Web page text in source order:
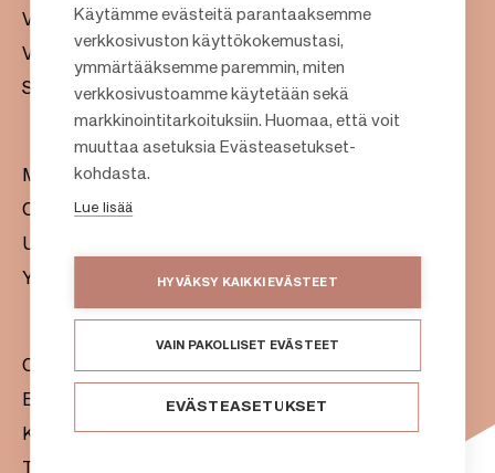
o
t
Vuokraus
Vastuullisuus
Sijoittajat
Meistä
Citylife
Uutishuone
Yhteystiedot
Citycon Oyj
Evästeet
Käyttöehdot
Käytämme evästeitä parantaaksemme
verkkosivuston käyttökokemustasi,
ymmärtääksemme paremmin, miten
verkkosivustoamme käytetään sekä
markkinointitarkoituksiin. Huomaa, että voit
muuttaa asetuksia Evästeasetukset-
kohdasta.
Lue lisää
HYVÄKSY KAIKKI EVÄSTEET
VAIN PAKOLLISET EVÄSTEET
EVÄSTEASETUKSET